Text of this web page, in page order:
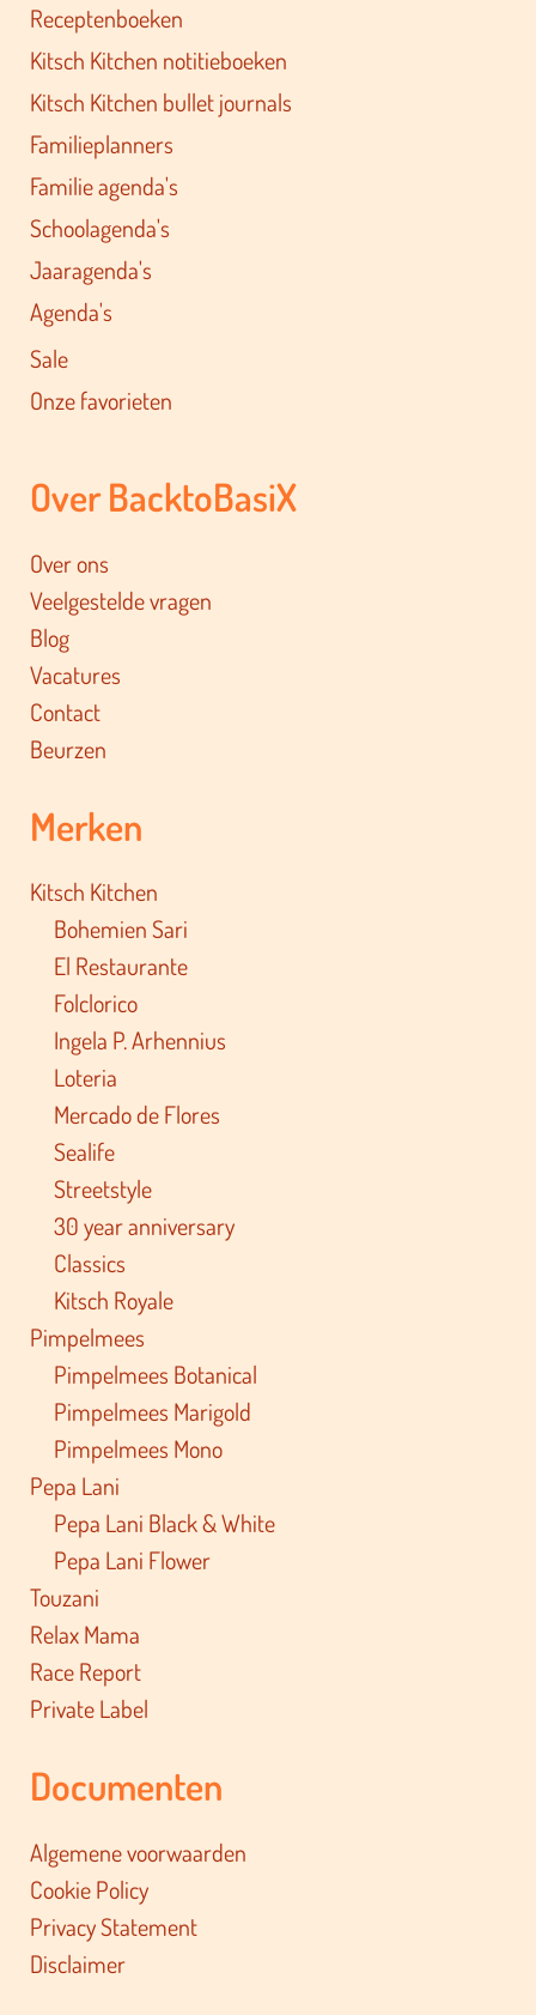
Receptenboeken
Kitsch Kitchen notitieboeken
Kitsch Kitchen bullet journals
Familieplanners
Familie agenda's
Schoolagenda's
Jaaragenda's
Agenda's
Sale
Onze favorieten
Over BacktoBasiX
Over ons
Veelgestelde vragen
Blog
Vacatures
Contact
Beurzen
Merken
Kitsch Kitchen
Bohemien Sari
El Restaurante
Folclorico
Ingela P. Arhennius
Loteria
Mercado de Flores
Sealife
Streetstyle
30 year anniversary
Classics
Kitsch Royale
Pimpelmees
Pimpelmees Botanical
Pimpelmees Marigold
Pimpelmees Mono
Pepa Lani
Pepa Lani Black & White
Pepa Lani Flower
Touzani
Relax Mama
Race Report
Private Label
Documenten
Algemene voorwaarden
Cookie Policy
Privacy Statement
Disclaimer